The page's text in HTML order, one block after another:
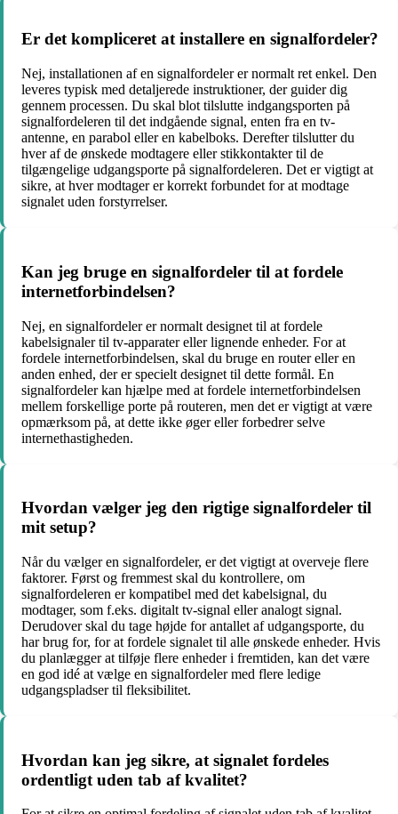
Er det kompliceret at installere en signalfordeler?
Nej, installationen af ​​en signalfordeler er normalt ret enkel. Den
leveres typisk med detaljerede instruktioner, der guider dig
gennem processen. Du skal blot tilslutte indgangsporten på
signalfordeleren til det indgående signal, enten fra en tv-
antenne, en parabol eller en kabelboks. Derefter tilslutter du
hver af de ønskede modtagere eller stikkontakter til de
tilgængelige udgangsporte på signalfordeleren. Det er vigtigt at
sikre, at hver modtager er korrekt forbundet for at modtage
signalet uden forstyrrelser.
Kan jeg bruge en signalfordeler til at fordele
internetforbindelsen?
Nej, en signalfordeler er normalt designet til at fordele
kabelsignaler til tv-apparater eller lignende enheder. For at
fordele internetforbindelsen, skal du bruge en router eller en
anden enhed, der er specielt designet til dette formål. En
signalfordeler kan hjælpe med at fordele internetforbindelsen
mellem forskellige porte på routeren, men det er vigtigt at være
opmærksom på, at dette ikke øger eller forbedrer selve
internethastigheden.
Hvordan vælger jeg den rigtige signalfordeler til
mit setup?
Når du vælger en signalfordeler, er det vigtigt at overveje flere
faktorer. Først og fremmest skal du kontrollere, om
signalfordeleren er kompatibel med det kabelsignal, du
modtager, som f.eks. digitalt tv-signal eller analogt signal.
Derudover skal du tage højde for antallet af udgangsporte, du
har brug for, for at fordele signalet til alle ønskede enheder. Hvis
du planlægger at tilføje flere enheder i fremtiden, kan det være
en god idé at vælge en signalfordeler med flere ledige
udgangspladser til fleksibilitet.
Hvordan kan jeg sikre, at signalet fordeles
ordentligt uden tab af kvalitet?